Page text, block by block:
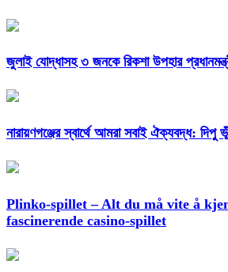
জুলাই যোদ্ধাসহ ৩ জনকে রিকশা উপহার
নারায়ণগঞ্জের স্বার্থে আমরা সবাই ঐক্যবদ্ধ: দিপু
Plinko-spillet – Alt du må vite å
fascinerende casino-spillet